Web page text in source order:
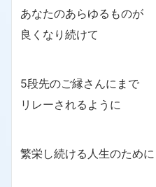
あなたのあらゆるものが
良くなり続けて
5段先のご縁さんにまで
リレーされるように
繁栄し続ける人生のために